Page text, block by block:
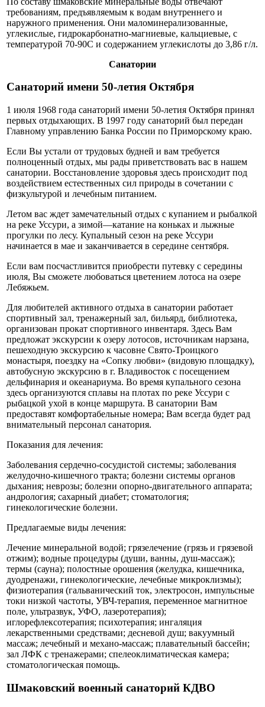
требованиям, предъявляемым к водам внутреннего и
наружного применения. Они маломинерализованные,
углекислые, гидрокарбонатно-магниевые, кальциевые, с
температурой 70-90С и содержанием углекислоты до 3,86 г/л.
Санатории
Санаторий имени 50-летия Октября
1 июля 1968 года санаторий имени 50-летия Октября принял
первых отдыхающих. В 1997 году санаторий был передан
Главному управлению Банка России по Приморскому краю.
Если Вы устали от трудовых будней и вам требуется
полноценный отдых, мы рады приветствовать вас в нашем
санатории. Восстановление здоровья здесь происходит под
воздействием естественных сил природы в сочетании с
физкультурой и лечебным питанием.
Летом вас ждет замечательный отдых с купанием и рыбалкой
на реке Уссури, а зимой—катание на коньках и лыжные
прогулки по лесу. Купальный сезон на реке Уссури
начинается в мае и заканчивается в середине сентября.
Если вам посчастливится приобрести путевку с середины
июля, Вы сможете любоваться цветением лотоса на озере
Лебяжьем.
Для любителей активного отдыха в санатории работает
спортивный зал, тренажерный зал, бильярд, библиотека,
организован прокат спортивного инвентаря. Здесь Вам
предложат экскурсии к озеру лотосов, источникам нарзана,
пешеходную экскурсию к часовне Свято-Троицкого
монастыря, поездку на «Сопку любви» (видовую площадку),
автобусную экскурсию в г. Владивосток с посещением
дельфинария и океанариума. Во время купального сезона
здесь организуются сплавы на плотах по реке Уссури с
рыбацкой ухой в конце маршрута. В санатории Вам
предоставят комфортабельные номера; Вам всегда будет рад
внимательный персонал санатория.
Показания для лечения:
Заболевания сердечно-сосудистой системы; заболевания
желудочно-кишечного тракта; болезни системы органов
дыхания; неврозы; болезни опорно-двигательного аппарата;
андрология; сахарный диабет; стоматология;
гинекологические болезни.
Предлагаемые виды лечения:
Лечение минеральной водой; грязелечение (грязь и грязевой
отжим); водные процедуры (души, ванны, душ-массаж);
термы (сауна); полостные орошения (желудка, кишечника,
дуодренажи, гинекологические, лечебные микроклизмы);
физиотерапия (гальванический ток, электросон, импульсные
токи низкой частоты, УВЧ-терапия, переменное магнитное
поле, ультразвук, УФО, лазеротерапия);
иглорефлексотерапия; психотерапия; ингаляция
лекарственными средствами; десневой душ; вакуумный
массаж; лечебный и механо-массаж; плавательный бассейн;
зал ЛФК с тренажерами; спелеоклиматическая камера;
стоматологическая помощь.
Шмаковский военный санаторий КДВО